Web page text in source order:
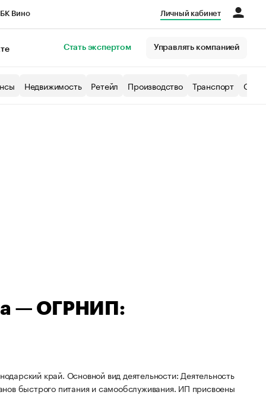
Вино Личный кабинет
Стать экспертом Управлять компанией
Недвижимость Ретейл Производство Транспорт
— ОГРНИП:
край. Основной вид деятельности: Деятельность
быстрого питания и самообслуживания. ИП присвоены